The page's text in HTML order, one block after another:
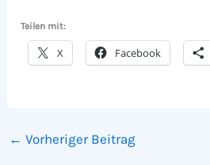
Teilen mit:
X Facebook
← Vorheriger Beitrag